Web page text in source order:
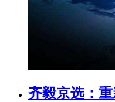
齐毅京选：